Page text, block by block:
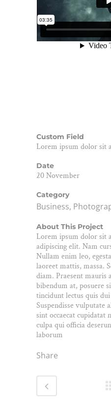
Custom Field
Lorem ipsum dolor sit
Date
20 November
Category
Business,
About This Project
Lorem ipsum dolor sit
adipiscing elit. Nam
Nullam enim leo,
laoreet mattis, massa.
diam. Praesent mauris
bibendum at, posuere
tincidunt lectus quis
Suspendisse vulputate
sint occaecat cupidatat
culpa qui officia
laborum
Share